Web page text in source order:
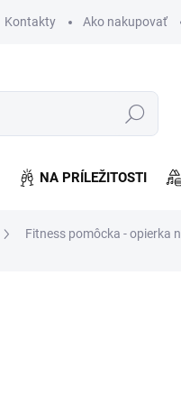
Kontakty Ako nakupovať
Hľadať
NA PRÍLEŽITOSTI
Fitness pomôcka - opierka